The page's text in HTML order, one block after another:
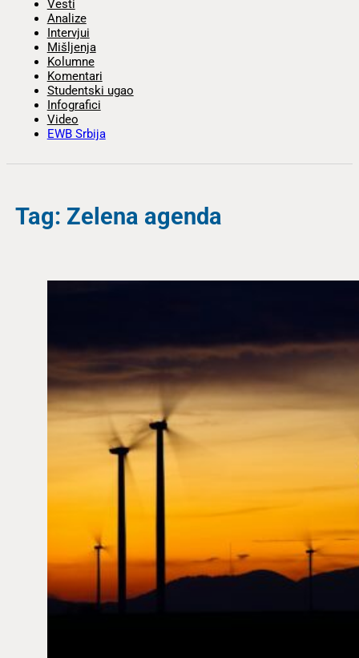
Vesti
Analize
Intervjui
Mišljenja
Kolumne
Komentari
Studentski ugao
Infografici
Video
EWB Srbija
Tag: Zelena agenda